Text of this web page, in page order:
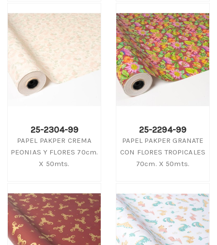
25-2304-99
PAPEL PAKPER CREMA
PEONIAS Y FLORES 70cm.
X 50mts.
25-2294-99
PAPEL PAKPER GRANATE
CON FLORES TROPICALES
70cm. X 50mts.